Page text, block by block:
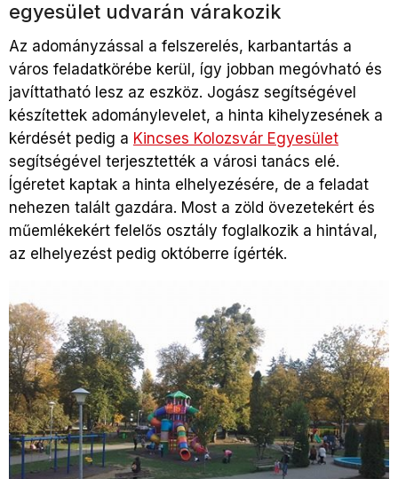
egyesület udvarán várakozik
Az adományzással a felszerelés, karbantartás a
város feladatkörébe kerül, így jobban megóvható és
javíttatható lesz az eszköz. Jogász segítségével
készítettek adománylevelet, a hinta kihelyzesének a
kérdését pedig a Kincses Kolozsvár Egyesület
segítségével terjesztették a városi tanács elé.
Ígéretet kaptak a hinta elhelyezésére, de a feladat
nehezen talált gazdára. Most a zöld övezetekért és
műemlékekért felelős osztály foglalkozik a hintával,
az elhelyezést pedig októberre ígérték.